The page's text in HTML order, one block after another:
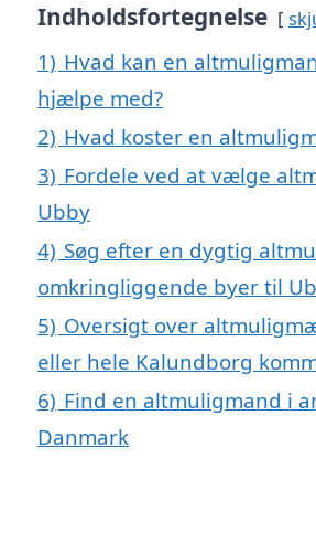
Indholdsfortegnelse
1) Hvad kan en
hjælpe med?
2) Hvad koster en
3) Fordele ved at vælge
Ubby
4) Søg efter en dygtig
omkringliggende byer til
5) Oversigt over
eller hele Kalundborg
6) Find en altmuligmand i
Danmark